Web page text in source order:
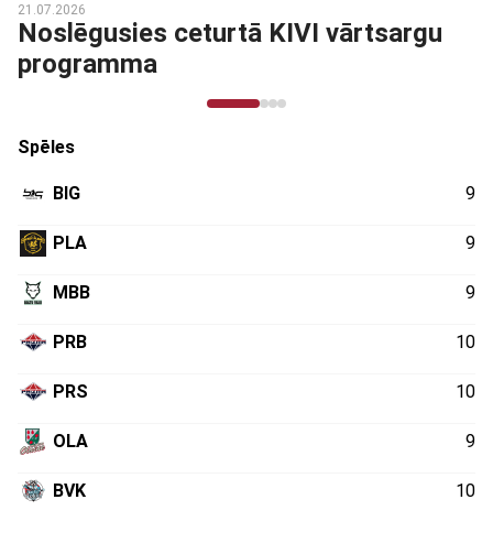
21.07.2026
Noslēgusies ceturtā KIVI vārtsargu
programma
Spēles
BIG 9
PLA 9
MBB 9
PRB 10
PRS 10
OLA 9
BVK 10